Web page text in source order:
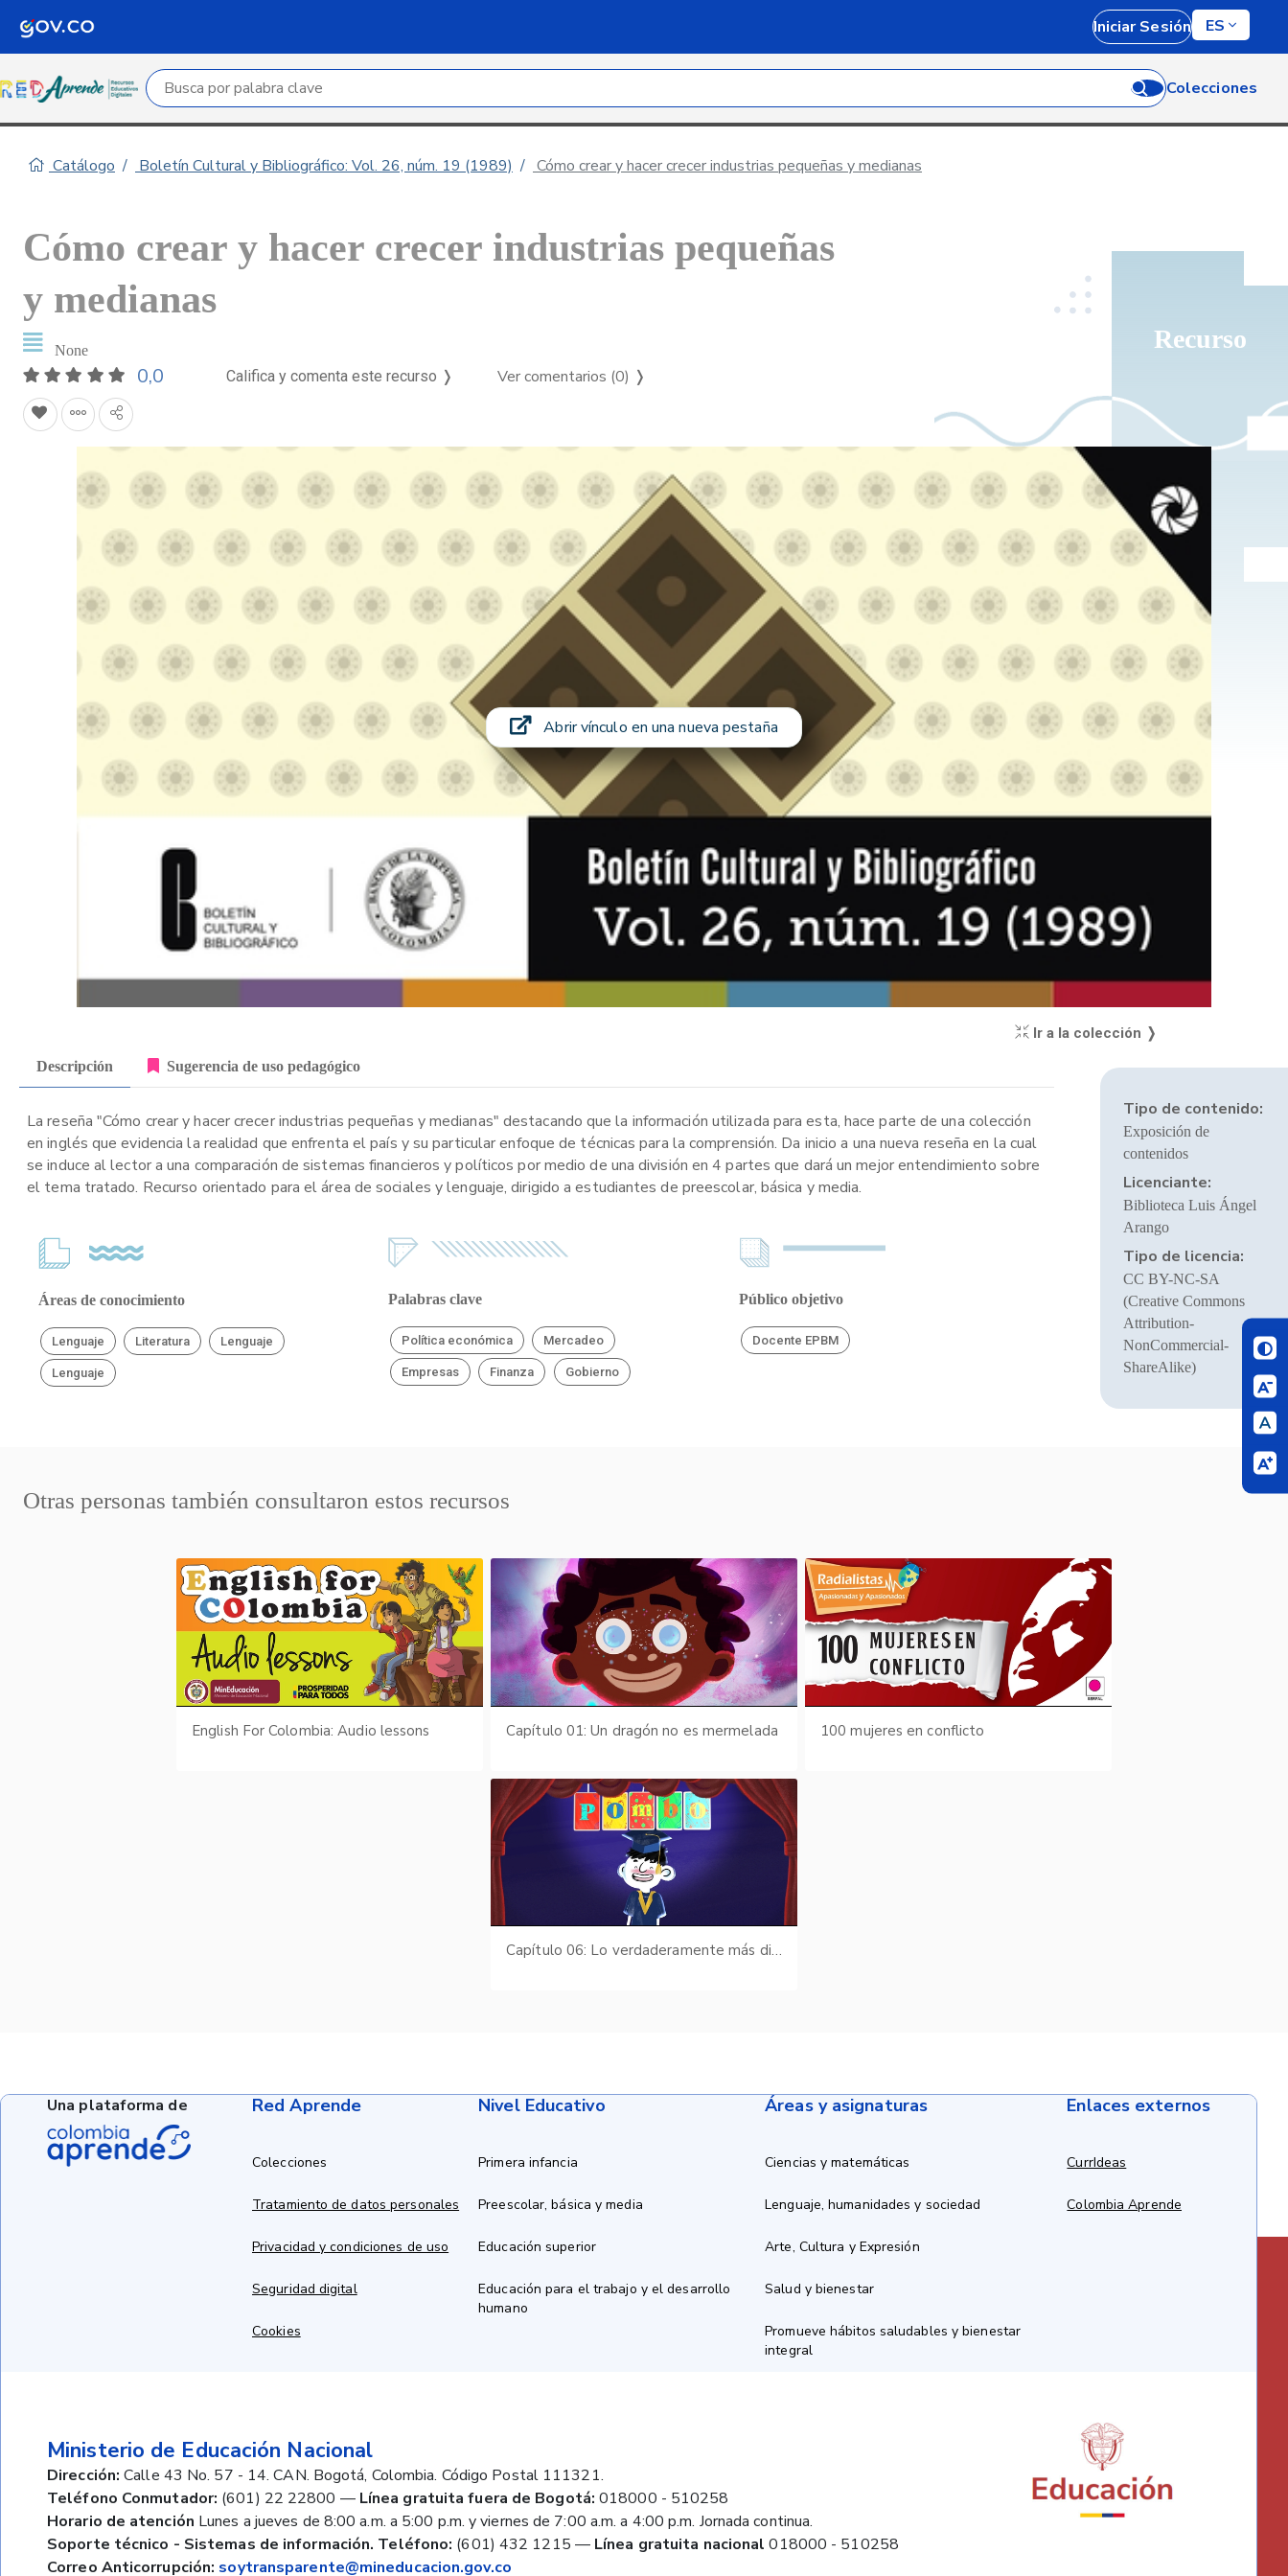
Iniciar Sesión ES
Campo de búsqueda por palabra clave Colecciones
Catálogo Boletín Cultural y Bibliográfico: Vol. 26, núm. 19 (1989) Cómo crear y hacer crecer industrias pequeñas y medianas
Recurso
Cómo crear y hacer crecer industrias pequeñas
y medianas
None
0,0 Califica y comenta este recurso ❭ Ver comentarios (0) ❭
Abrir vínculo en una nueva pestaña
Ir a la colección ❭
Descripción Sugerencia de uso pedagógico
La reseña "Cómo crear y hacer crecer industrias pequeñas y medianas" destacando que la información utilizada para esta, hace parte de una colección
en inglés que evidencia la realidad que enfrenta el país y su particular enfoque de técnicas para la comprensión. Da inicio a una nueva reseña en la cual
se induce al lector a una comparación de sistemas financieros y políticos por medio de una división en 4 partes que dará un mejor entendimiento sobre
el tema tratado. Recurso orientado para el área de sociales y lenguaje, dirigido a estudiantes de preescolar, básica y media.
Áreas de conocimiento
Lenguaje Literatura Lenguaje
Lenguaje
Palabras clave
Política económica Mercadeo
Empresas Finanza Gobierno
Público objetivo
Docente EPBM
Tipo de contenido:
Exposición de
contenidos
Licenciante:
Biblioteca Luis Ángel
Arango
Tipo de licencia:
CC BY-NC-SA
(Creative Commons
Attribution-
NonCommercial-
ShareAlike)
Otras personas también consultaron estos recursos
English For Colombia: Audio lessons Capítulo 01: Un dragón no es mermelada 100 mujeres en conflicto
Capítulo 06: Lo verdaderamente más difícil
Red Aprende
Colecciones
Tratamiento de datos personales
Privacidad y condiciones de uso
Seguridad digital
Cookies
Nivel Educativo
Primera infancia
Preescolar, básica y media
Educación superior
Educación para el trabajo y el desarrollo
humano
Áreas y asignaturas
Ciencias y matemáticas
Lenguaje, humanidades y sociedad
Arte, Cultura y Expresión
Salud y bienestar
Promueve hábitos saludables y bienestar
integral
Enlaces externos
CurrIdeas
Colombia Aprende
Ministerio de Educación Nacional
Dirección: Calle 43 No. 57 - 14. CAN. Bogotá, Colombia. Código Postal 111321.
Teléfono Conmutador: (601) 22 22800 — Línea gratuita fuera de Bogotá: 018000 - 510258
Horario de atención Lunes a jueves de 8:00 a.m. a 5:00 p.m. y viernes de 7:00 a.m. a 4:00 p.m. Jornada continua.
Soporte técnico - Sistemas de información. Teléfono: (601) 432 1215 — Línea gratuita nacional 018000 - 510258
Correo Anticorrupción: soytransparente@mineducacion.gov.co
Una plataforma de